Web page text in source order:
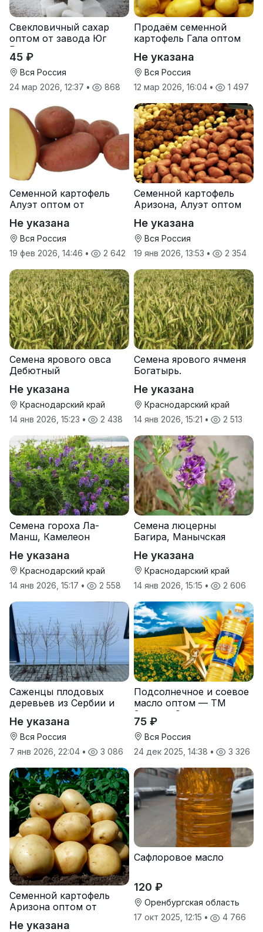
Свекловичный сахар
оптом от завода Юг
Руси
45 ₽
Вся Россия
24 мар 2026, 12:37 • 868
Продаём семенной
картофель Гала оптом
Не указана
Вся Россия
12 мар 2026, 16:04 • 1 497
Семенной картофель
Алуэт оптом от
Не указана
Вся Россия
19 фев 2026, 14:46 • 2 642
Семенной картофель
Аризона, Алуэт оптом
Не указана
Вся Россия
19 янв 2026, 13:53 • 2 354
Семена ярового овса
Дебютный
Не указана
Краснодарский край
14 янв 2026, 15:23 • 2 438
Семена ярового ячменя
Богатырь.
Не указана
Краснодарский край
14 янв 2026, 15:21 • 2 513
Семена гороха Ла-
Манш, Камелеон
Не указана
Краснодарский край
14 янв 2026, 15:17 • 2 558
Семена люцерны
Багира, Манычская
Не указана
Краснодарский край
14 янв 2026, 15:15 • 2 606
Саженцы плодовых
деревьев из Сербии и
Не указана
Вся Россия
7 янв 2026, 22:04 • 3 086
Подсолнечное и соевое
масло оптом — ТМ
Золотая Семечка
75 ₽
Вся Россия
24 дек 2025, 14:38 • 3 326
Семенной картофель
Аризона оптом от
Не указана
Сафлоровое масло
120 ₽
Оренбургская область
17 окт 2025, 12:15 • 4 766